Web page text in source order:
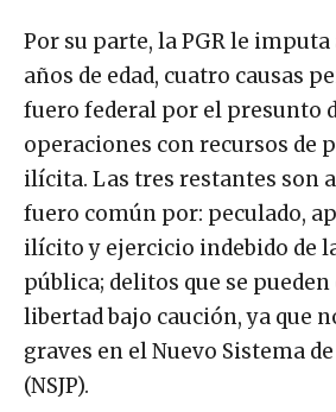
Por su parte, la PGR le
años de edad, cuatro causas
fuero federal por el presunto
operaciones con recursos de
ilícita. Las tres restantes son
fuero común por: peculado,
ilícito y ejercicio indebido de
pública; delitos que se
libertad bajo caución, ya que
graves en el Nuevo Sistema
(NSJP).